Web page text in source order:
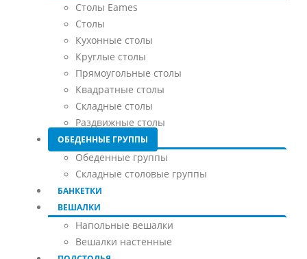
Столы Eames
Столы
Кухонные столы
Круглые столы
Прямоугольные столы
Квадратные столы
Складные столы
Раздвижные столы
ОБЕДЕННЫЕ ГРУППЫ
Обеденные группы
Складные столовые группы
БАНКЕТКИ
ВЕШАЛКИ
Напольные вешалки
Вешалки настенные